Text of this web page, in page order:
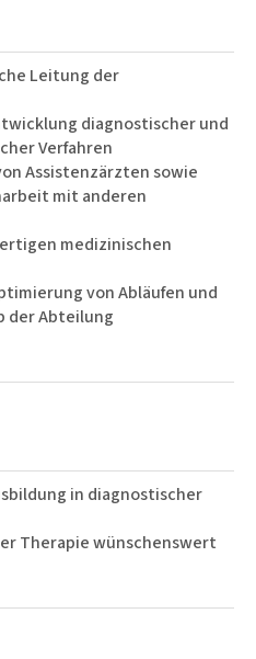
Leitung der
diagnostischer und
Verfahren
Assistenzärzten sowie
mit anderen
medizinischen
von Abläufen und
der Abteilung
in diagnostischer
Therapie wünschenswert